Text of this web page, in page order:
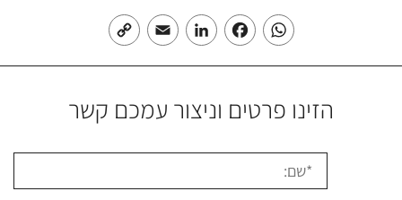
WhatsApp
Facebook
LinkedIn
Email
הזינו פרטים וניצור עמכם קשר